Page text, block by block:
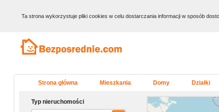
Ta strona wykorzystuje pliki cookies w celu dostarczania informacji w sposób
Strona główna Mieszkania Domy Działki
Typ nieruchomości